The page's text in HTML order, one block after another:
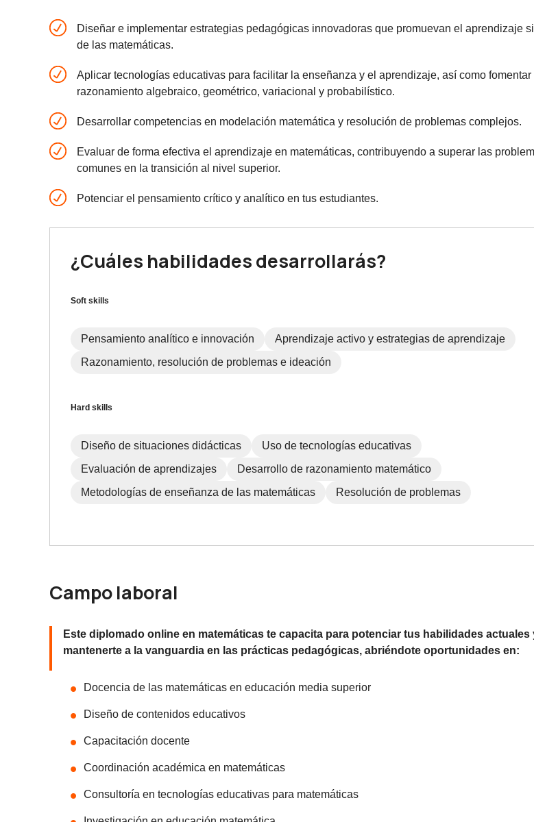
Diseñar e implementar estrategias pedagógicas innovadoras que promuevan el aprendizaje
de las matemáticas.
Aplicar tecnologías educativas para facilitar la enseñanza y el aprendizaje, así como fomentar
razonamiento algebraico, geométrico, variacional y probabilístico.
Desarrollar competencias en modelación matemática y resolución de problemas complejos.
Evaluar de forma efectiva el aprendizaje en matemáticas, contribuyendo a superar las
comunes en la transición al nivel superior.
Potenciar el pensamiento crítico y analítico en tus estudiantes.
¿Cuáles habilidades desarrollarás?
Soft skills
Pensamiento analítico e innovación
Aprendizaje activo y estrategias de aprendizaje
Razonamiento, resolución de problemas e ideación
Hard skills
Diseño de situaciones didácticas
Uso de tecnologías educativas
Evaluación de aprendizajes
Desarrollo de razonamiento matemático
Metodologías de enseñanza de las matemáticas
Resolución de problemas
Campo laboral
Este diplomado online en matemáticas te capacita para potenciar tus habilidades actuales
mantenerte a la vanguardia en las prácticas pedagógicas, abriéndote oportunidades en:
Docencia de las matemáticas en educación media superior
Diseño de contenidos educativos
Capacitación docente
Coordinación académica en matemáticas
Consultoría en tecnologías educativas para matemáticas